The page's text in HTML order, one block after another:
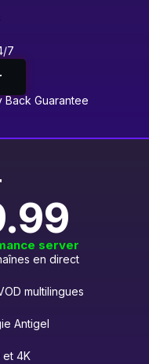
7
Back Guarantee
server
en direct
multilingues
Antigel
et 4K